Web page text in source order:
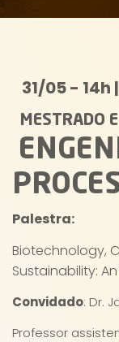
31/05 - 14h
MESTRADO
Palestra:
Biotechnology,
Sustainability:
Convidado: Dr.
Professor